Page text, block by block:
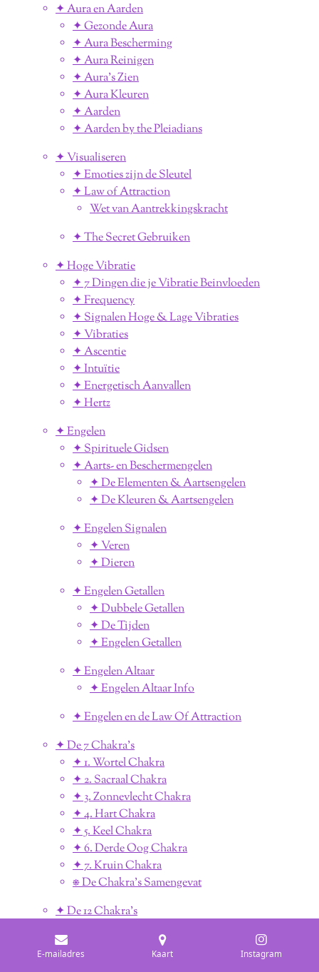
✦ Aura en Aarden
✦ Gezonde Aura
✦ Aura Bescherming
✦ Aura Reinigen
✦ Aura's Zien
✦ Aura Kleuren
✦ Aarden
✦ Aarden by the Pleiadians
✦ Visualiseren
✦ Emoties zijn de Sleutel
✦ Law of Attraction
Wet van Aantrekkingskracht
✦ The Secret Gebruiken
✦ Hoge Vibratie
✦ 7 Dingen die je Vibratie Beinvloeden
✦ Frequency
✦ Signalen Hoge & Lage Vibraties
✦ Vibraties
✦ Ascentie
✦ Intuïtie
✦ Energetisch Aanvallen
✦ Hertz
✦ Engelen
✦ Spirituele Gidsen
✦ Aarts- en Beschermengelen
✦ De Elementen & Aartsengelen
✦ De Kleuren & Aartsengelen
✦ Engelen Signalen
✦ Veren
✦ Dieren
✦ Engelen Getallen
✦ Dubbele Getallen
✦ De Tijden
✦ Engelen Getallen
✦ Engelen Altaar
✦ Engelen Altaar Info
✦ Engelen en de Law Of Attraction
✦ De 7 Chakra's
✦ 1. Wortel Chakra
✦ 2. Sacraal Chakra
✦ 3. Zonnevlecht Chakra
✦ 4. Hart Chakra
✦ 5. Keel Chakra
✦ 6. Derde Oog Chakra
✦ 7. Kruin Chakra
⎈ De Chakra's Samengevat
✦ De 12 Chakra's
✦ Ontgrendel de 12 Chakra's
E-mailadres Kaart Instagram